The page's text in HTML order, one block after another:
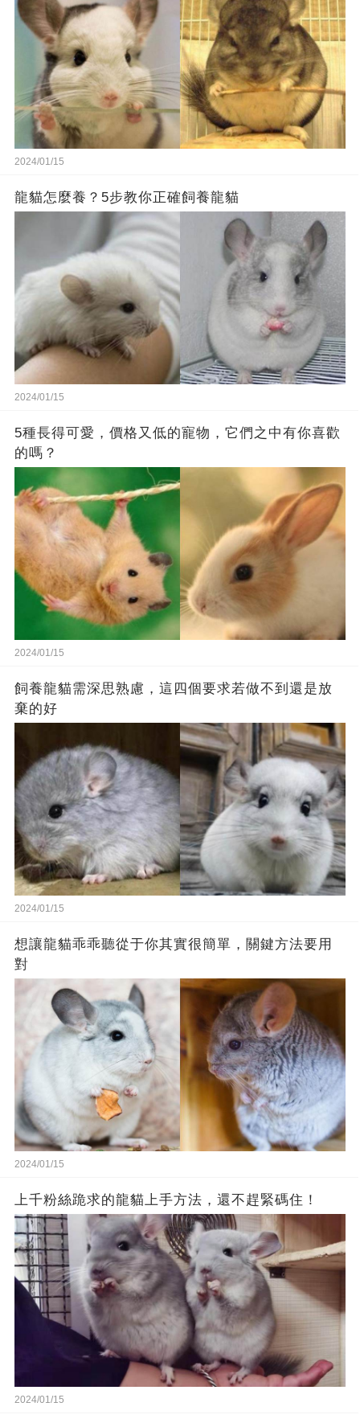
2024/01/15
龍貓怎麼養？5步教你正確飼養龍貓
2024/01/15
5種長得可愛，價格又低的寵物，它們之中有你喜歡
的嗎？
2024/01/15
飼養龍貓需深思熟慮，這四個要求若做不到還是放
棄的好
2024/01/15
想讓龍貓乖乖聽從于你其實很簡單，關鍵方法要用
對
2024/01/15
上千粉絲跪求的龍貓上手方法，還不趕緊碼住！
2024/01/15